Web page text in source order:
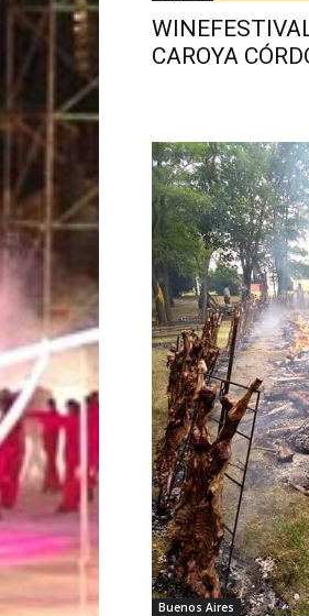
CAROYA
Buenos Aires